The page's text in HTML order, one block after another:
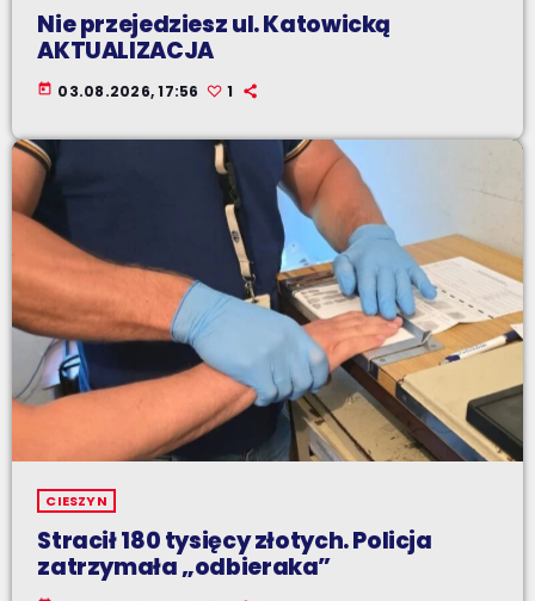
Nie przejedziesz ul. Katowicką
AKTUALIZACJA
today 03.08.2026, 17:56 1
CIESZYN
Stracił 180 tysięcy złotych. Policja
zatrzymała „odbieraka”